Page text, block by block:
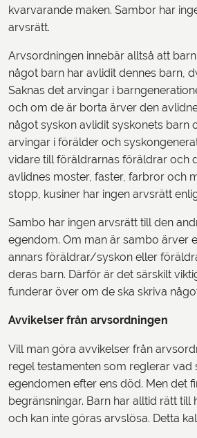
kvarvarande maken. Sambor har
arvsrätt.
Arvsordningen innebär alltså att
något barn har avlidit dennes barn,
Saknas det arvingar i
och om de är borta ärver den
något syskon avlidit syskonets barn
arvingar i förälder och
vidare till föräldrarnas föräldrar och
avlidnes moster, faster, farbror och
stopp, kusiner har ingen arvsrätt
Sambo har ingen arvsrätt till den
egendom. Om man är sambo ärver
annars föräldrar/syskon eller
deras barn. Därför är det särskilt
funderar över om de ska skriva
Avvikelser från arvsordningen
Vill man göra avvikelser från
regel testamenten som reglerar vad
egendomen efter ens död. Men det
begränsningar. Barn har alltid rätt till
och kan inte göras arvslösa. Detta